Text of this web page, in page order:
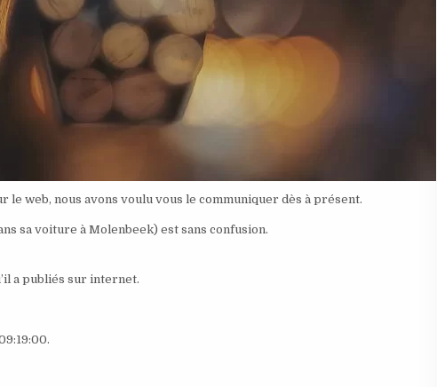
web, nous avons voulu vous le communiquer dès à présent.
sa voiture à Molenbeek) est sans confusion.
a publiés sur internet.